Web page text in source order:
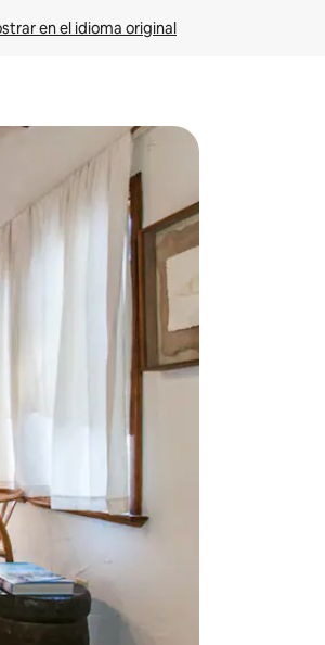
en el idioma original
con el tacto o desliza el dedo.